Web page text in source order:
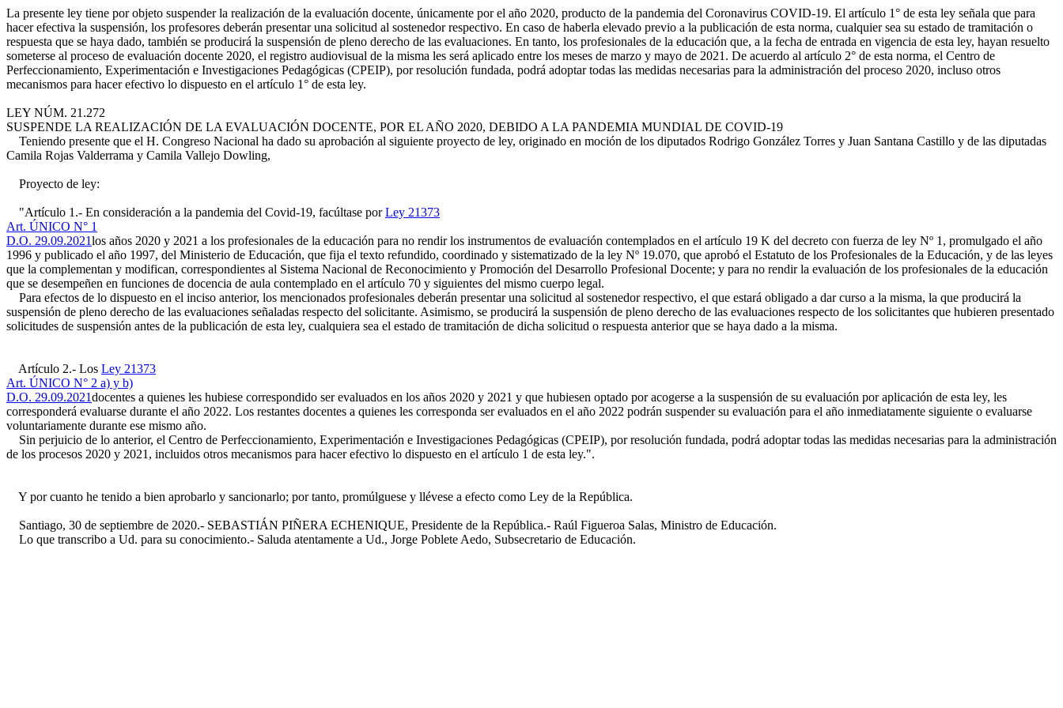
La presente ley tiene por objeto suspender la realización de la evaluación docente, únicamente por el año 2020, producto de la pandemia del Coronavirus COVID-19. El artículo 1° de esta ley señala que para
hacer efectiva la suspensión, los profesores deberán presentar una solicitud al sostenedor respectivo. En caso de haberla elevado previo a la publicación de esta norma, cualquier sea su estado de tramitación o
respuesta que se haya dado, también se producirá la suspensión de pleno derecho de las evaluaciones. En tanto, los profesionales de la educación que, a la fecha de entrada en vigencia de esta ley, hayan resuelto
someterse al proceso de evaluación docente 2020, el registro audiovisual de la misma les será aplicado entre los meses de marzo y mayo de 2021. De acuerdo al artículo 2° de esta norma, el Centro de
Perfeccionamiento, Experimentación e Investigaciones Pedagógicas (CPEIP), por resolución fundada, podrá adoptar todas las medidas necesarias para la administración del proceso 2020, incluso otros
mecanismos para hacer efectivo lo dispuesto en el artículo 1° de esta ley.
LEY NÚM. 21.272
SUSPENDE LA REALIZACIÓN DE LA EVALUACIÓN DOCENTE, POR EL AÑO 2020, DEBIDO A LA PANDEMIA MUNDIAL DE COVID-19
Teniendo presente que el H. Congreso Nacional ha dado su aprobación al siguiente proyecto de ley, originado en moción de los diputados Rodrigo González Torres y Juan Santana Castillo y de las diputadas
Camila Rojas Valderrama y Camila Vallejo Dowling,
Proyecto de ley:
"Artículo 1.- En consideración a la pandemia del Covid-19, facúltase porLey 21373
Art. ÚNICO N° 1
D.O. 29.09.2021los años 2020 y 2021 a los profesionales de la educación para no rendir los instrumentos de evaluación contemplados en el artículo 19 K del decreto con fuerza de ley Nº 1, promulgado el año
1996 y publicado el año 1997, del Ministerio de Educación, que fija el texto refundido, coordinado y sistematizado de la ley Nº 19.070, que aprobó el Estatuto de los Profesionales de la Educación, y de las leyes
que la complementan y modifican, correspondientes al Sistema Nacional de Reconocimiento y Promoción del Desarrollo Profesional Docente; y para no rendir la evaluación de los profesionales de la educación
que se desempeñen en funciones de docencia de aula contemplado en el artículo 70 y siguientes del mismo cuerpo legal.
Para efectos de lo dispuesto en el inciso anterior, los mencionados profesionales deberán presentar una solicitud al sostenedor respectivo, el que estará obligado a dar curso a la misma, la que producirá la
suspensión de pleno derecho de las evaluaciones señaladas respecto del solicitante. Asimismo, se producirá la suspensión de pleno derecho de las evaluaciones respecto de los solicitantes que hubieren presentado
solicitudes de suspensión antes de la publicación de esta ley, cualquiera sea el estado de tramitación de dicha solicitud o respuesta anterior que se haya dado a la misma.
Artículo 2.- Los Ley 21373
Art. ÚNICO N° 2 a) y b)
D.O. 29.09.2021docentes a quienes les hubiese correspondido ser evaluados en los años 2020 y 2021 y que hubiesen optado por acogerse a la suspensión de su evaluación por aplicación de esta ley, les
corresponderá evaluarse durante el año 2022. Los restantes docentes a quienes les corresponda ser evaluados en el año 2022 podrán suspender su evaluación para el año inmediatamente siguiente o evaluarse
voluntariamente durante ese mismo año.
Sin perjuicio de lo anterior, el Centro de Perfeccionamiento, Experimentación e Investigaciones Pedagógicas (CPEIP), por resolución fundada, podrá adoptar todas las medidas necesarias para la administración
de los procesos 2020 y 2021, incluidos otros mecanismos para hacer efectivo lo dispuesto en el artículo 1 de esta ley.".
Y por cuanto he tenido a bien aprobarlo y sancionarlo; por tanto, promúlguese y llévese a efecto como Ley de la República.
Santiago, 30 de septiembre de 2020.- SEBASTIÁN PIÑERA ECHENIQUE, Presidente de la República.- Raúl Figueroa Salas, Ministro de Educación.
Lo que transcribo a Ud. para su conocimiento.- Saluda atentamente a Ud., Jorge Poblete Aedo, Subsecretario de Educación.